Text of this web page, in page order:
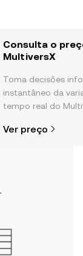
Consulta o
MultiversX
Toma decisões
instantâneo da
tempo real do
mais.
Ver preço